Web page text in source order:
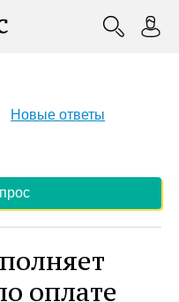
Новые ответы
оплате